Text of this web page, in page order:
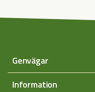
Genvägar
Information